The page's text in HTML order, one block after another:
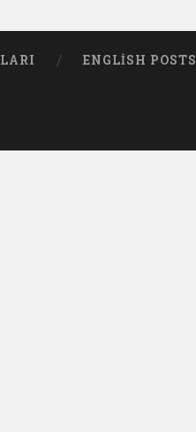
ENGLISH POSTS